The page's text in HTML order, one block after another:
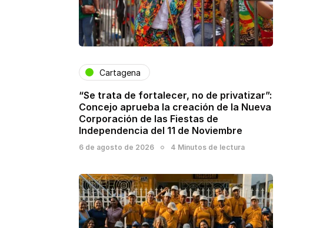
Cartagena
“Se trata de fortalecer, no de privatizar”:
Concejo aprueba la creación de la Nueva
Corporación de las Fiestas de
Independencia del 11 de Noviembre
6 de agosto de 2026 4 Minutos de lectura